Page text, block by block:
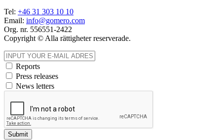
Tel: +46 31 303 10 10
Email: info@gomero.com
Org. nr. 556551-2422
Copyright © Alla rättigheter reserverade.
Reports
Press releases
News letters
Submit